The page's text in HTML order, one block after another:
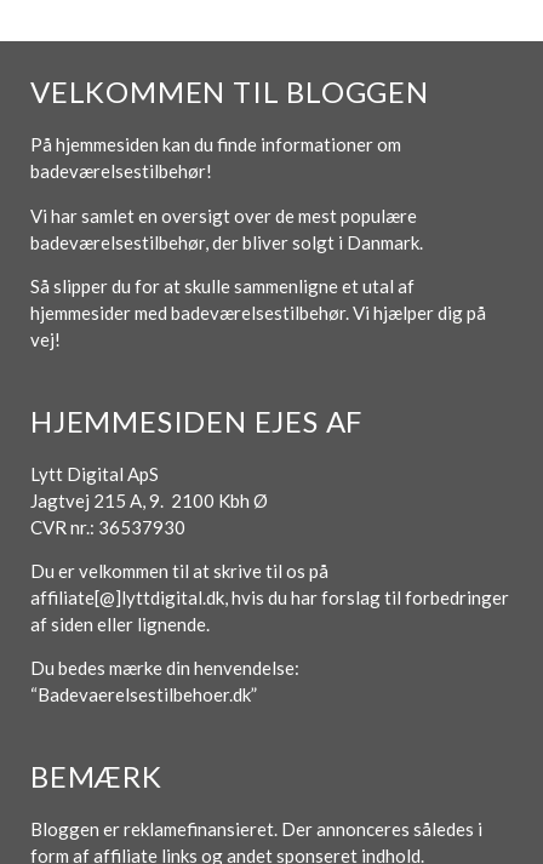
VELKOMMEN TIL BLOGGEN
På hjemmesiden kan du finde informationer om
badeværelsestilbehør!
Vi har samlet en oversigt over de mest populære
badeværelsestilbehør, der bliver solgt i Danmark.
Så slipper du for at skulle sammenligne et utal af
hjemmesider med badeværelsestilbehør. Vi hjælper dig på
vej!
HJEMMESIDEN EJES AF
Lytt Digital ApS
Jagtvej 215 A, 9. 2100 Kbh Ø
CVR nr.: 36537930
Du er velkommen til at skrive til os på
affiliate[@]lyttdigital.dk, hvis du har forslag til forbedringer
af siden eller lignende.
Du bedes mærke din henvendelse:
“Badevaerelsestilbehoer.dk”
BEMÆRK
Bloggen er reklamefinansieret. Der annonceres således i
form af affiliate links og andet sponseret indhold.